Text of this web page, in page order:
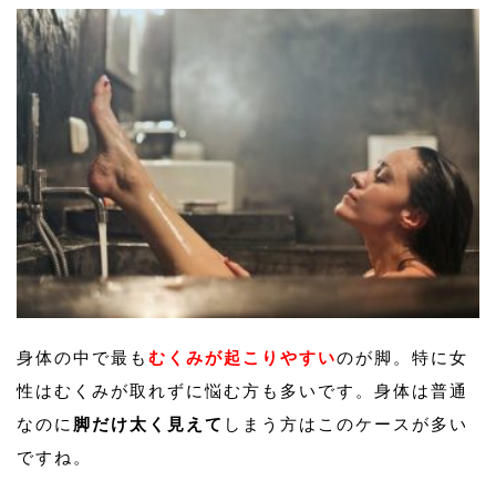
身体の中で最も むくみが起こりやすいのが脚。特に女
性はむくみが取れずに悩む方も多いです。身体は普通
なのに 脚だけ太く見えて しまう方はこのケースが多い
ですね。